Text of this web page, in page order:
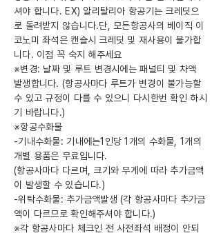
셔야 합니다. EX) 알리탈리아 항공기는 크레딧으
로 돌려받지 않습니다.단, 모든항공사의 베이직 이
코노미 좌석은 캔슬시 크레딧 및 재사용이 불가합
니다. 이점 꼭 숙지 해주세요
※변경: 날짜 및 루트 변경시에는 패널티 및 차액
발생합니다. (항공사마다 루트가 변경이 불가능할
수 있고 규정이 다를 수 있으니 다시한번 확인 하시
기 바랍니다.)
※항공수화물
-기내수화물: 기내에는1인당 1개의 수화물, 1개의
개별 용품은 무료입니다.
(항공사마다 다르며, 크기와 무게에 따라 추가금액
이 발생할 수 있습니다.)
-위탁수화물: 추가금액발생 (각 항공사마다 추가금
액이 다르므로 확인해주셔야 합니다.)
※각 항공사마다 체크인 전 사전좌석 배정이 안되